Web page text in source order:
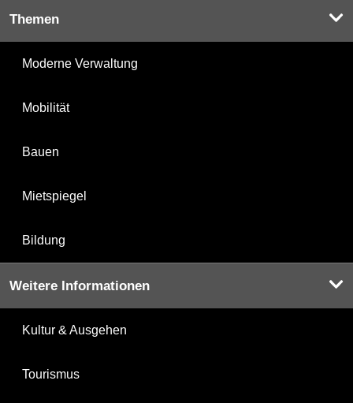
Themen
Moderne Verwaltung
Mobilität
Bauen
Mietspiegel
Bildung
Weitere Informationen
Kultur & Ausgehen
Tourismus